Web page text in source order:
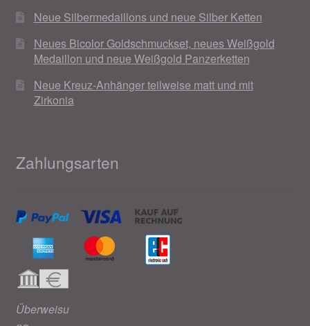
Neue Silbermedaillons und neue Silber Ketten
Neues Bicolor Goldschmuckset, neues Weißgold
Medaillon und neue Weißgold Panzerketten
Neue Kreuz-Anhänger teilweise matt und mit
Zirkonia
Zahlungsarten
Überweisu